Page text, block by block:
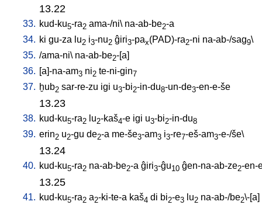
13.22
33. kud-ku5-ra2 ama-/ni\ na-ab-be2-a
34. ki gu-za lu2 i3-nu2 ĝiri3-pax(PAD)-ra2-ni na-ab-/sag9\
35. /ama-ni\ na-ab-be2-[a]
36. [a]-na-am3 ni2 te-ni-gin7
37. ḫub2 sar-re-zu igi u3-bi2-in-du8-un-de3-en-e-še
13.23
38. kud-ku5-ra2 lu2-kaš4-e igi u3-bi2-in-du8
39. erin2 u2-gu de2-a me-še3-am3 i3-re7-eš-am3-e-/še\
13.24
40. kud-ku5-ra2 na-ab-be2-a ĝiri3-ĝu10 ĝen-na-ab-ze2-en-
13.25
41. kud-ku5-ra2 a2-ki-te-a kaš4 di bi2-e3 lu2 na-ab-/be2\-[a]